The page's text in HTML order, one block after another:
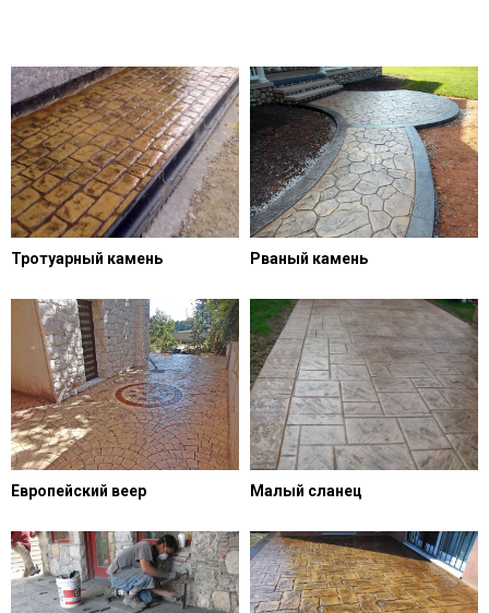
Тротуарный камень Рваный камень
Европейский веер Малый сланец